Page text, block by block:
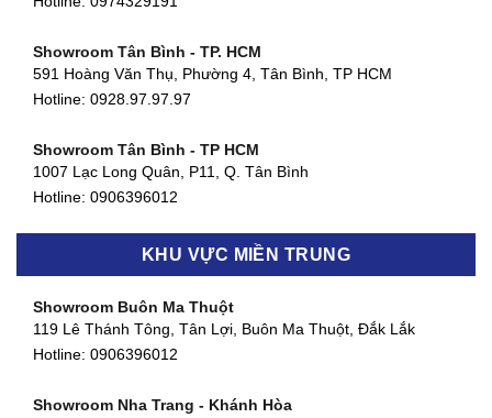
Showroom Tân Bình - TP. HCM
591 Hoàng Văn Thụ, Phường 4, Tân Bình, TP HCM
Hotline: 0928.97.97.97
Showroom Tân Bình - TP HCM
1007 Lạc Long Quân, P11, Q. Tân Bình
Hotline: 0906396012
Showroom Biên Hòa - Đồng Nai
Showroom Thuận An - Bình Dương
KHU VỰC MIỀN TRUNG
Showroom Buôn Ma Thuột
119 Lê Thánh Tông, Tân Lợi, Buôn Ma Thuột, Đắk Lắk
Hotline: 0906396012
Showroom Nha Trang - Khánh Hòa